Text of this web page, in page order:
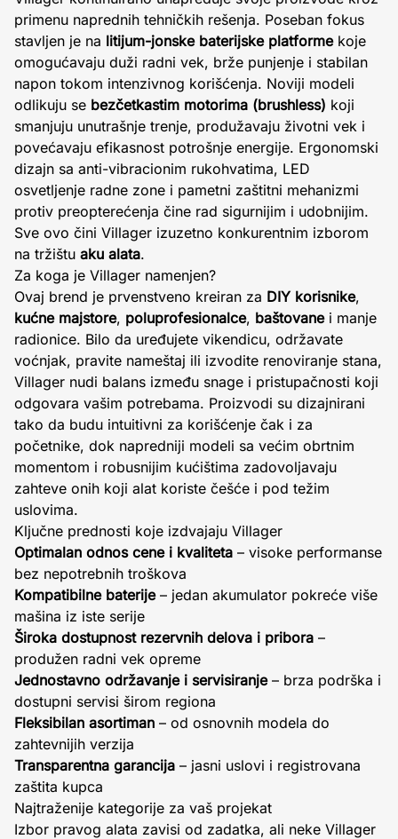
primenu naprednih tehničkih rešenja. Poseban fokus
stavljen je na litijum-jonske baterijske platformekoje
omogućavaju duži radni vek, brže punjenje i stabilan
napon tokom intenzivnog korišćenja. Noviji modeli
odlikuju se bezčetkastim motorima (brushless) koji
smanjuju unutrašnje trenje, produžavaju životni vek i
povećavaju efikasnost potrošnje energije. Ergonomski
dizajn sa anti-vibracionim rukohvatima, LED
osvetljenje radne zone i pametni zaštitni mehanizmi
protiv preopterećenja čine rad sigurnijim i udobnijim.
Sve ovo čini Villager izuzetno konkurentnim izborom
na tržištu aku alata.
Za koga je Villager namenjen?
Ovaj brend je prvenstveno kreiran za DIY korisnike,
kućne majstore, poluprofesionalce, baštovanei manje
radionice. Bilo da uređujete vikendicu, održavate
voćnjak, pravite nameštaj ili izvodite renoviranje stana,
Villager nudi balans između snage i pristupačnosti koji
odgovara vašim potrebama. Proizvodi su dizajnirani
tako da budu intuitivni za korišćenje čak i za
početnike, dok napredniji modeli sa većim obrtnim
momentom i robusnijim kućištima zadovoljavaju
zahteve onih koji alat koriste češće i pod težim
uslovima.
Ključne prednosti koje izdvajaju Villager
Optimalan odnos cene i kvaliteta – visoke performanse
bez nepotrebnih troškova
Kompatibilne baterije– jedan akumulator pokreće više
mašina iz iste serije
Široka dostupnost rezervnih delova i pribora –
produžen radni vek opreme
Jednostavno održavanje i servisiranje– brza podrška i
dostupni servisi širom regiona
Fleksibilan asortiman – od osnovnih modela do
zahtevnijih verzija
Transparentna garancija – jasni uslovi i registrovana
zaštita kupca
Najtraženije kategorije za vaš projekat
Izbor pravog alata zavisi od zadatka, ali neke Villager